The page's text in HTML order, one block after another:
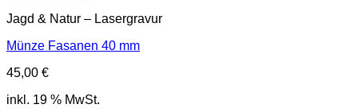
Jagd & Natur – Lasergravur
Münze Fasanen 40 mm
45,00 €
inkl. 19 % MwSt.